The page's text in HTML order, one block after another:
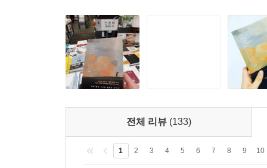
“제 글에 리듬이 있는지는 모르지만 저는 글에 리
사람들은 글을 읽을 수가 있기 때문에 웬만하면
말하는 재미는 굉장히 폭넓은 의미를 함의하고
짧잖아요.” _307쪽
“희미한 희망 속에서 그들을 조심스레 염려한다”
일상과 사회, 영화와 책에 대한 이야기까지 많
내보이는 시선이다. 그는 가르치는 자의 정체성
전체 리뷰 (133)
1 2 3 4 5 6 7 8 9 10